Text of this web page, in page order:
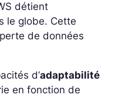
détient
le globe. Cette
de données
d’adaptabilité
en fonction de